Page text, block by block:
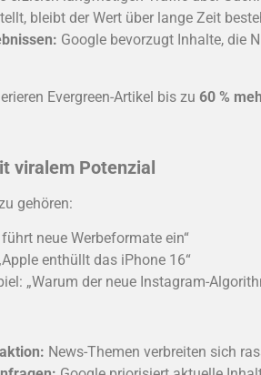
bleibt der Wert über lange Zeit
Google bevorzugt Inhalte, die
Evergreen-Artikel bis zu 60 %
viralem Potenzial
gehören:
neue Werbeformate ein“
enthüllt das iPhone 16“
„Warum der neue Instagram-
News-Themen verbreiten sich